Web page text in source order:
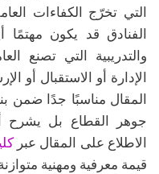
التي تخرّج الكفاءات
الفنادق قد يكون مهتمًا
والتدريبية التي تصنع
الإدارة أو الاستقبال أو
المقال مناسبًا جدًا ضمن
جوهر القطاع بل يشرح
الاطلاع على المقال عبر
قيمة معرفية ومهنية